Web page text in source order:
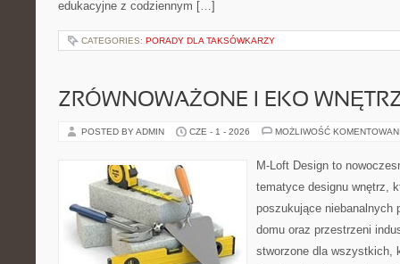
edukacyjne z codziennym […]
CATEGORIES: PORADY DLA TAKSÓWKARZY
ZRÓWNOWAŻONE I EKO
POSTED BY ADMIN CZE - 1 - 2026 MOŻLIWOŚĆ
M-Loft Design to
tematyce designu wnętrz,
poszukujące niebanalnych
domu oraz przestrzeni
stworzone dla wszystkich,